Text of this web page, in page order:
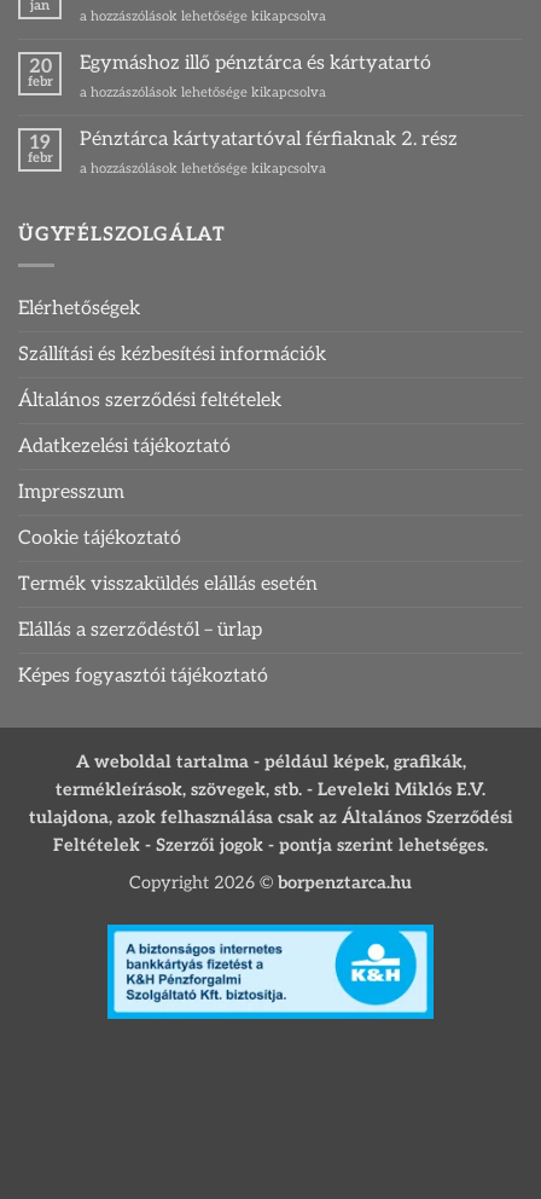
különleges
bejegyzéshez
modellre
bejegyzéshez
jan
Sokfunkciós
pénztárca
modellek
bejegyzéshez
a hozzászólások lehetősége kikapcsolva
20
febr
Egymáshoz illő pénztárca és kártyatartó
Egymáshoz
pénztárca
kártyatartó
a hozzászólások lehetősége kikapcsolva
19
febr
Pénztárca kártyatartóval férfiaknak 2. rész
Pénztárca
2.
a hozzászólások lehetősége kikapcsolva
ÜGYFÉLSZOLGÁLAT
Elérhetőségek
Szállítási és kézbesítési információk
Általános szerződési feltételek
Adatkezelési tájékoztató
Impresszum
Cookie tájékoztató
Termék visszaküldés elállás esetén
Elállás a szerződéstől – ürlap
Képes fogyasztói tájékoztató
A weboldal tartalma - például képek, grafikák,
termékleírások, szövegek, stb. - Leveleki Miklós E.V.
tulajdona, azok felhasználása csak az Általános Szerződési
Feltételek - Szerzői jogok - pontja szerint lehetséges.
Copyright 2026 © borpenztarca.hu